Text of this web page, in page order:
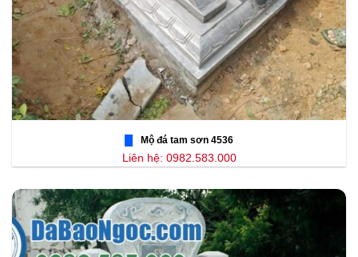
Mộ đá tam sơn 4536
Liên hệ: 0982.583.000